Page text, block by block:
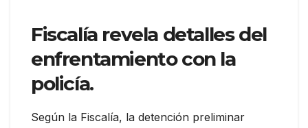
Fiscalía revela detalles del
enfrentamiento con la
policía.
Según la Fiscalía, la detención preliminar